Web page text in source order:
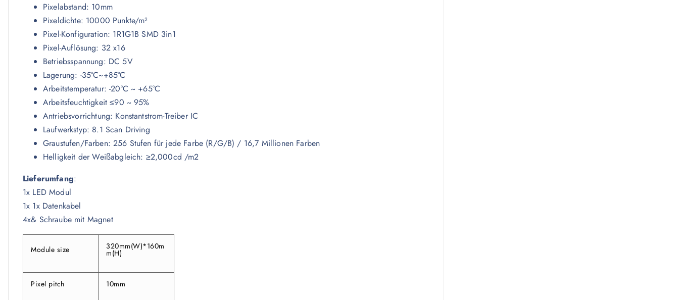
Pixelabstand: 10mm
Pixeldichte: 10000 Punkte/m²
Pixel-Konfiguration: 1R1G1B SMD 3in1
Pixel-Auflösung: 32 x16
Betriebsspannung: DC 5V
Lagerung: -35°C~+85°C
Arbeitstemperatur: -20°C ~ +65°C
Arbeitsfeuchtigkeit ≤90 ~ 95%
Antriebsvorrichtung: Konstantstrom-Treiber IC
Laufwerkstyp: 8.1 Scan Driving
Graustufen/Farben: 256 Stufen für jede Farbe (R/G/B) / 16,7 Millionen Farben
Helligkeit der Weißabgleich: ≥2,000cd /m2
Lieferumfang:
1x LED Modul
1x 1x Datenkabel
4x& Schraube mit Magnet
Module size 320mm(W)*160m
m(H)
Pixel pitch 10mm